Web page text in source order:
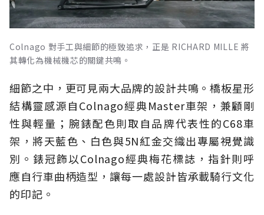
Colnago 對手工與細節的極致追求，正是 RICHARD MILLE 將
其轉化為機械機芯的關鍵共鳴。
細節之中，更可見兩大品牌的設計共鳴。橋板星形
結構靈感源自Colnago經典Master車架，兼顧剛
性與輕量；腕錶配色則取自品牌代表性的C68車
架，將天藍色、白色與5N紅金交織出專屬視覺識
別。錶冠飾以Colnago經典梅花標誌，指針則呼
應自行車曲柄造型，讓每一處設計皆承載騎行文化
的印記。